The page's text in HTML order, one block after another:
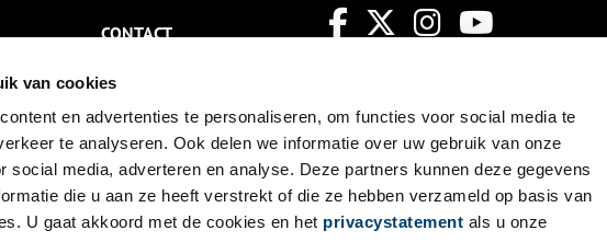
van cookies
en advertenties te personaliseren, om functies voor social media te
te analyseren. Ook delen we informatie over uw gebruik van onze
social media, adverteren en analyse. Deze partners kunnen deze gegevens
die u aan ze heeft verstrekt of die ze hebben verzameld op basis van
U gaat akkoord met de cookies en het privacystatement als u onze
CONTACT
NIEUWSBRIEF
DISCLAIMER
PRIVACY
TOEGANKELIJKHEID